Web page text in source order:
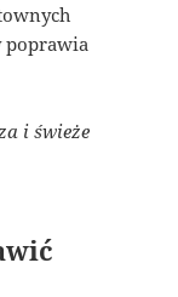
poprawia
i świeże